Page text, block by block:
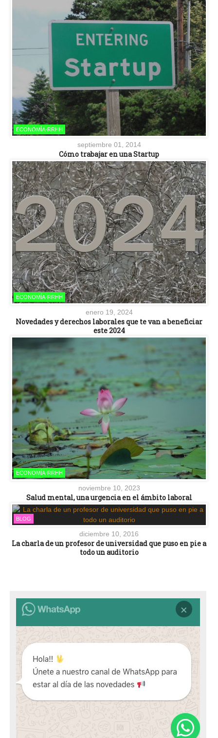
ECONOMÍA-RRHH
septiembre 01, 2014
Cómo trabajar en una Startup
ECONOMÍA-RRHH
enero 19, 2024
Novedades y derechos laborales que te van a beneficiar
este 2024
ECONOMÍA-RRHH
noviembre 10, 2023
Salud mental, una urgencia en el ámbito laboral
BLOG
diciembre 10, 2016
La charla de un profesor de universidad que puso en pie a
todo un auditorio